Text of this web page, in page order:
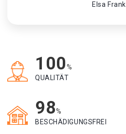
Elsa Frank
100%
QUALITÄT
98%
BESCHÄDIGUNGSFREI